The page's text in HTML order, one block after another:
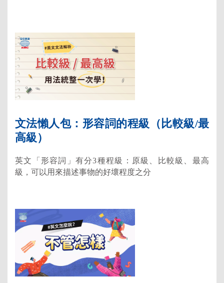
文法懶人包：形容詞的程級（比較級/最
高級）
英文「形容詞」有分3種程級：原級、比較級、最高
級，可以用來描述事物的好壞程度之分